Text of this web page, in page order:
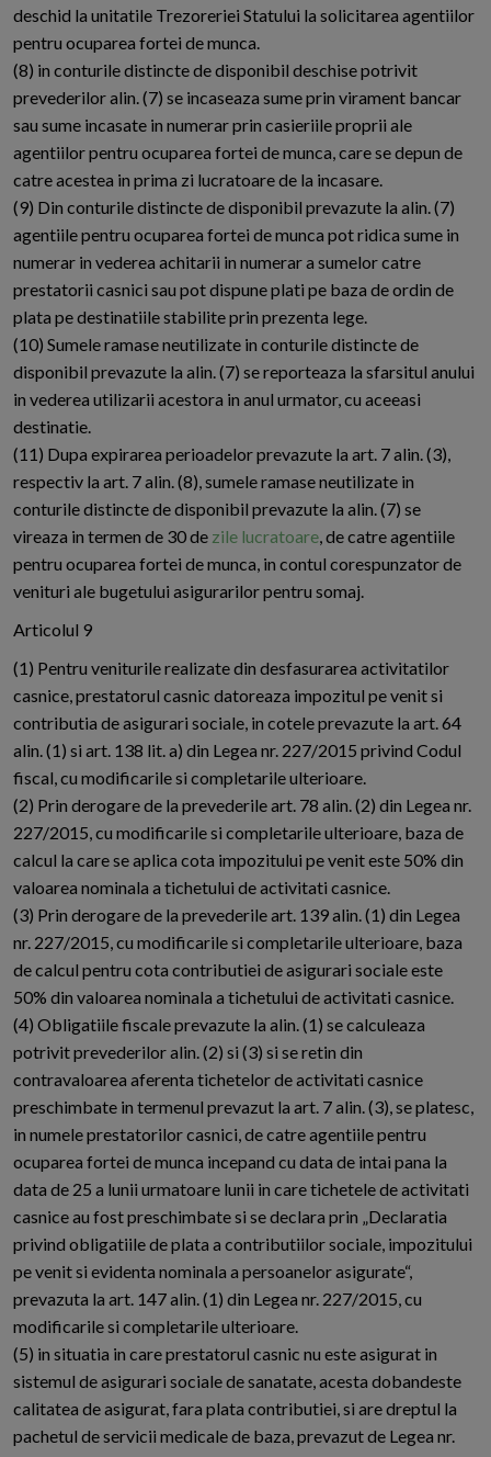
deschid la unitatile Trezoreriei Statului la solicitarea agentiilor
pentru ocuparea fortei de munca.
(8) in conturile distincte de disponibil deschise potrivit
prevederilor alin. (7) se incaseaza sume prin virament bancar
sau sume incasate in numerar prin casieriile proprii ale
agentiilor pentru ocuparea fortei de munca, care se depun de
catre acestea in prima zi lucratoare de la incasare.
(9) Din conturile distincte de disponibil prevazute la alin. (7)
agentiile pentru ocuparea fortei de munca pot ridica sume in
numerar in vederea achitarii in numerar a sumelor catre
prestatorii casnici sau pot dispune plati pe baza de ordin de
plata pe destinatiile stabilite prin prezenta lege.
(10) Sumele ramase neutilizate in conturile distincte de
disponibil prevazute la alin. (7) se reporteaza la sfarsitul anului
in vederea utilizarii acestora in anul urmator, cu aceeasi
destinatie.
(11) Dupa expirarea perioadelor prevazute la art. 7 alin. (3),
respectiv la art. 7 alin. (8), sumele ramase neutilizate in
conturile distincte de disponibil prevazute la alin. (7) se
vireaza in termen de 30 de zile lucratoare, de catre agentiile
pentru ocuparea fortei de munca, in contul corespunzator de
venituri ale bugetului asigurarilor pentru somaj.
Articolul 9
(1) Pentru veniturile realizate din desfasurarea activitatilor
casnice, prestatorul casnic datoreaza impozitul pe venit si
contributia de asigurari sociale, in cotele prevazute la art. 64
alin. (1) si art. 138 lit. a) din Legea nr. 227/2015 privind Codul
fiscal, cu modificarile si completarile ulterioare.
(2) Prin derogare de la prevederile art. 78 alin. (2) din Legea nr.
227/2015, cu modificarile si completarile ulterioare, baza de
calcul la care se aplica cota impozitului pe venit este 50% din
valoarea nominala a tichetului de activitati casnice.
(3) Prin derogare de la prevederile art. 139 alin. (1) din Legea
nr. 227/2015, cu modificarile si completarile ulterioare, baza
de calcul pentru cota contributiei de asigurari sociale este
50% din valoarea nominala a tichetului de activitati casnice.
(4) Obligatiile fiscale prevazute la alin. (1) se calculeaza
potrivit prevederilor alin. (2) si (3) si se retin din
contravaloarea aferenta tichetelor de activitati casnice
preschimbate in termenul prevazut la art. 7 alin. (3), se platesc,
in numele prestatorilor casnici, de catre agentiile pentru
ocuparea fortei de munca incepand cu data de intai pana la
data de 25 a lunii urmatoare lunii in care tichetele de activitati
casnice au fost preschimbate si se declara prin „Declaratia
privind obligatiile de plata a contributiilor sociale, impozitului
pe venit si evidenta nominala a persoanelor asigurate“,
prevazuta la art. 147 alin. (1) din Legea nr. 227/2015, cu
modificarile si completarile ulterioare.
(5) in situatia in care prestatorul casnic nu este asigurat in
sistemul de asigurari sociale de sanatate, acesta dobandeste
calitatea de asigurat, fara plata contributiei, si are dreptul la
pachetul de servicii medicale de baza, prevazut de Legea nr.